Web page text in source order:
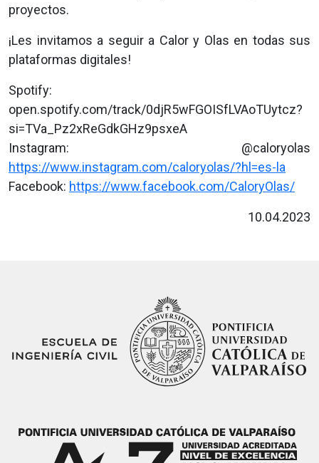
proyectos.
¡Les invitamos a seguir a Calor y Olas en todas sus
plataformas digitales!
Spotify:
open.spotify.com/track/0djR5wFGOISfLVAoTUytcz?
si=TVa_Pz2xReGdkGHz9psxeA
Instagram: @caloryolas
https://www.instagram.com/caloryolas/?hl=es-la
Facebook: https://www.facebook.com/CaloryOlas/
10.04.2023